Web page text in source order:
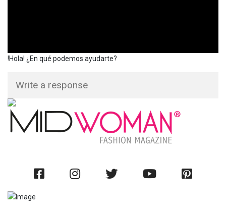
!Hola! ¿En qué podemos ayudarte?